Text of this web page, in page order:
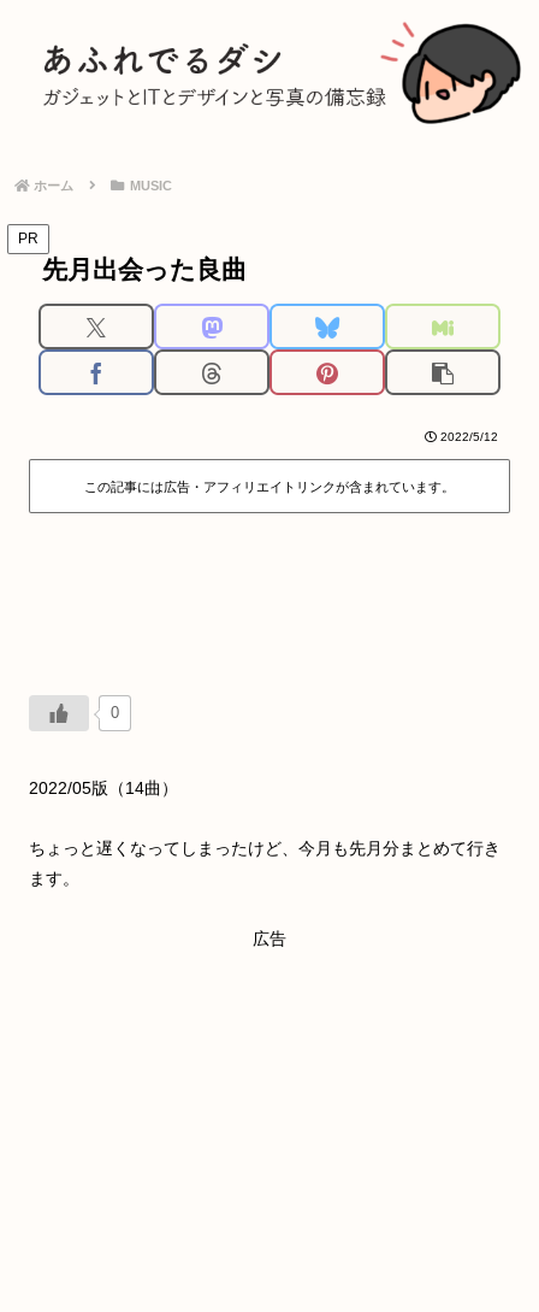
ホーム MUSIC
PR
先月出会った良曲
2022/5/12
この記事には広告・アフィリエイトリンクが含まれています。
0
2022/05版（14曲）
ちょっと遅くなってしまったけど、今月も先月分まとめて行き
ます。
広告